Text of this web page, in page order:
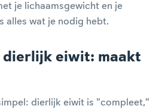
je lichaamsgewicht en je
alles wat je nodig hebt.
dierlijk eiwit: maakt
dierlijk eiwit is "compleet,"